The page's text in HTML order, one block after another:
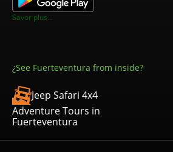
Savor plus...
¿See Fuerteventura from inside?
Jeep Safari 4x4
Adventure Tours in
Fuerteventura